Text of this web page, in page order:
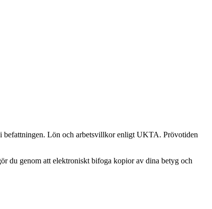
befattningen. Lön och arbetsvillkor enligt UKTA. Prövotiden
du genom att elektroniskt bifoga kopior av dina betyg och